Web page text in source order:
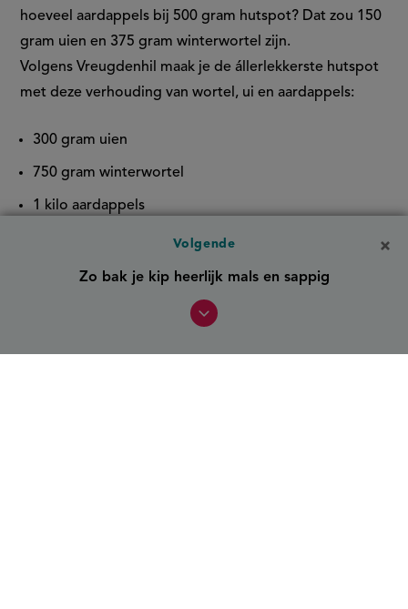
hoeveel aardappels bij 500 gram hutspot​? Dat zou 150
gram uien en 375 gram winterwortel zijn.
Volgens Vreugdenhil maak je de állerlekkerste hutspot
met deze verhouding van wortel, ui en aardappels:
300 gram uien
750 gram winterwortel
1 kilo aardappels
Om je hutspot extra smaak te geven kun je de uien
eerst fruiten voordat je deze verwerkt in de hutspot.
: bewaar het kookvocht van je vlees, dit kun je later
weer gebruiken om het gerecht smeuïger te maken.
Volgende
Zo bak je kip heerlijk mals en sappig